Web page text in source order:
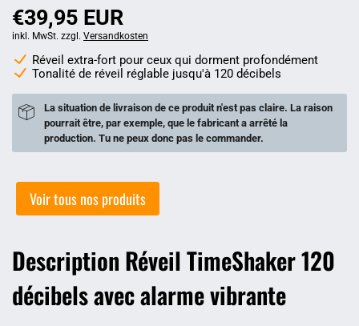
€39,95 EUR
inkl. MwSt. zzgl. Versandkosten
Réveil extra-fort pour ceux qui dorment profondément
Tonalité de réveil réglable jusqu'à 120 décibels
La situation de livraison de ce produit n'est pas claire. La raison
pourrait être, par exemple, que le fabricant a arrêté la
production. Tu ne peux donc pas le commander.
Voir tous nos produits
Description Réveil TimeShaker 120
décibels avec alarme vibrante